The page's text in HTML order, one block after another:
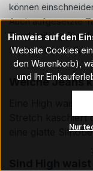
können
Auch aufgesetzte
Zierdetails im
Stelle, die viele
Welche Jeans
Eine High waist
Stretch kaschiert
eine glatte
Hinweis auf den
Website Cookies
den Warenkorb),
und Ihr
notwendigen
Klick auf "Nur
Zugang zu den
unserer Website im
Hinweis auf
Nur